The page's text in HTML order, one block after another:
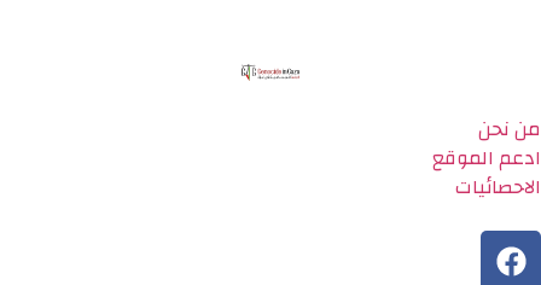
من نحن
ادعم الموقع
الاحصائيات